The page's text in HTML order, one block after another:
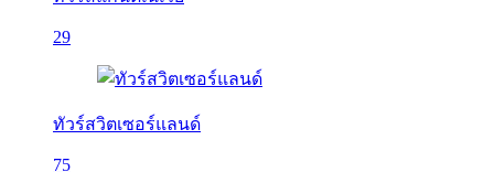
29
ทัวร์สวิตเซอร์แลนด์
75